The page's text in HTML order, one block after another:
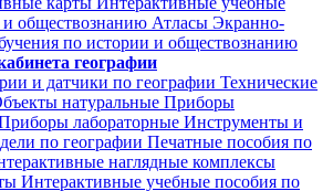
обществознанию Атласы Экранно-
по истории и обществознанию
географии
и датчики по географии Технические
натуральные Приборы
лабораторные Инструменты и
по географии Печатные пособия по
наглядные комплексы
Интерактивные учебные пособия по